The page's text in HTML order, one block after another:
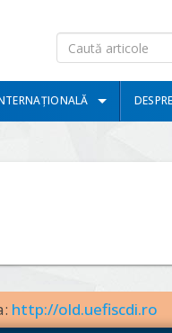
http://old.uefiscdi.ro